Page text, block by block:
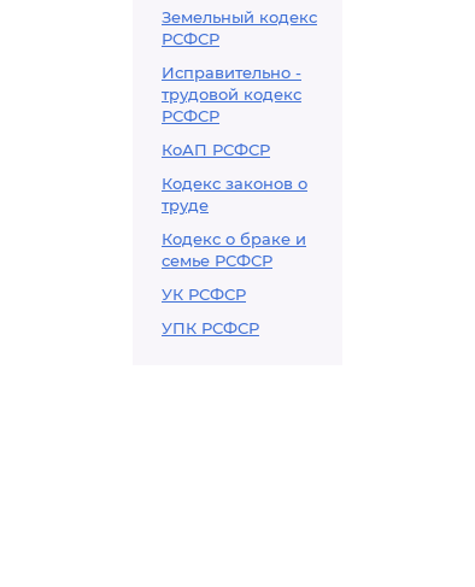
Земельный кодекс
РСФСР
Исправительно -
трудовой кодекс
РСФСР
КоАП РСФСР
Кодекс законов о
труде
Кодекс о браке и
семье РСФСР
УК РСФСР
УПК РСФСР